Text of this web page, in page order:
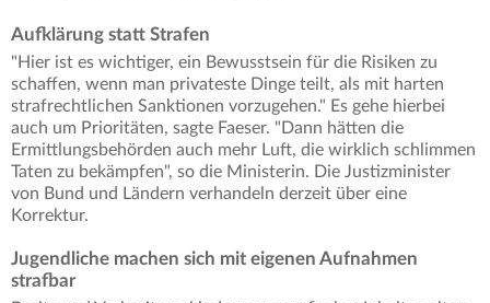
Aufklärung statt Strafen
"Hier ist es wichtiger, ein Bewusstsein für die Risiken zu
schaffen, wenn man privateste Dinge teilt, als mit harten
strafrechtlichen Sanktionen vorzugehen." Es gehe hierbei
auch um Prioritäten, sagte Faeser. "Dann hätten die
Ermittlungsbehörden auch mehr Luft, die wirklich schlimmen
Taten zu bekämpfen", so die Ministerin. Die Justizminister
von Bund und Ländern verhandeln derzeit über eine
Korrektur.
Jugendliche machen sich mit eigenen Aufnahmen
strafbar